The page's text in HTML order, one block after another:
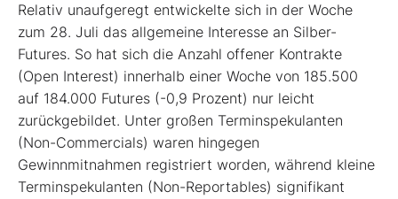
Kontakt
Relativ unaufgeregt entwickelte sich in der Woche
zum 28. Juli das allgemeine Interesse an Silber-
Futures. So hat sich die Anzahl offener Kontrakte
(Open Interest) innerhalb einer Woche von 185.500
auf 184.000 Futures (-0,9 Prozent) nur leicht
zurückgebildet. Unter großen Terminspekulanten
(Non-Commercials) waren hingegen
Gewinnmitnahmen registriert worden, während kleine
Terminspekulanten (Non-Reportables) signifikant